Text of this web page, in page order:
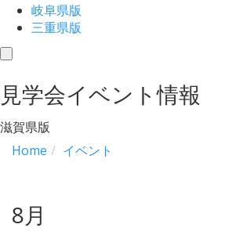
岐阜県版
三重県版
toggle
見学会イベント情報
滋賀県版
Home
イベント
8月